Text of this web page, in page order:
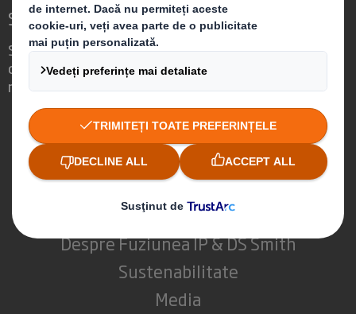
Schimbare
Suntem diferiți pentru că vedem
oportunitatea ca ambalajele să joace un
rol puternic în lumea din jurul nostru.
Cine suntem
Despre DS Smith
Despre International Paper
Despre Fuziunea IP & DS Smith
Sustenabilitate
Media